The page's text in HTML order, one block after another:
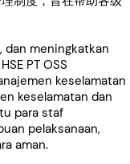
dan meningkatkan
PT OSS
keselamatan
keselamatan dan
para staf
pelaksanaan,
aman.